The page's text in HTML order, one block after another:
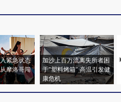
紧急状态
摩洛哥闯
加沙上百万流离失所者困
于“塑料烤箱” 高温引发健
康危机